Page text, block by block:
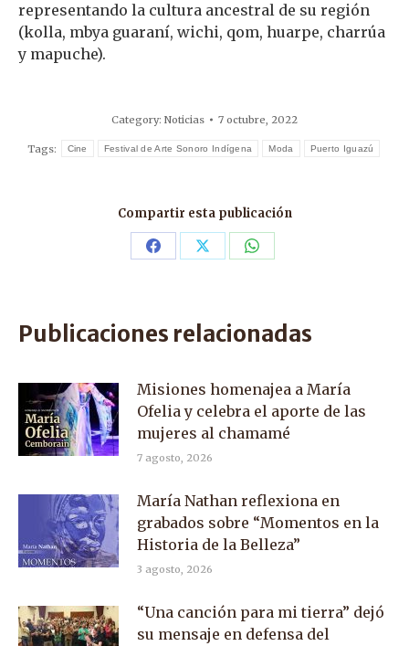
representando la cultura ancestral de su región
(kolla, mbya guaraní, wichi, qom, huarpe, charrúa
y mapuche).
Category: Noticias 7 octubre, 2022
Tags: Cine Festival de Arte Sonoro Indígena Moda Puerto Iguazú
Compartir esta publicación
Share Share Share
Publicaciones relacionadas
Misiones homenajea a María
Ofelia y celebra el aporte de las
mujeres al chamamé
7 agosto, 2026
María Nathan reflexiona en
grabados sobre “Momentos en la
Historia de la Belleza”
3 agosto, 2026
“Una canción para mi tierra” dejó
su mensaje en defensa del